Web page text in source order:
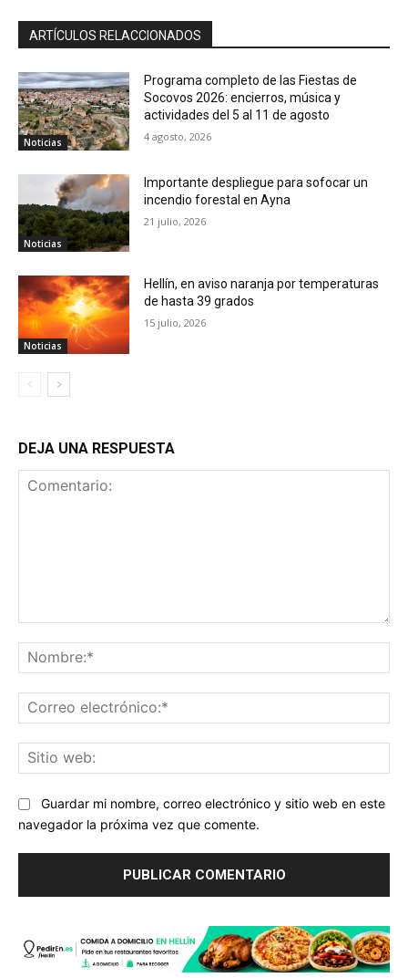
ARTÍCULOS RELACCIONADOS
Noticias
Programa completo de las Fiestas de
Socovos 2026: encierros, música y
actividades del 5 al 11 de agosto
4 agosto, 2026
Noticias
Importante despliegue para sofocar un
incendio forestal en Ayna
21 julio, 2026
Noticias
Hellín, en aviso naranja por temperaturas
de hasta 39 grados
15 julio, 2026
DEJA UNA RESPUESTA
Guardar mi nombre, correo electrónico y sitio web en este
navegador la próxima vez que comente.